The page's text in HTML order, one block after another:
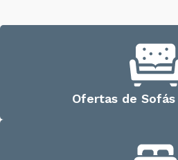
Ofertas de